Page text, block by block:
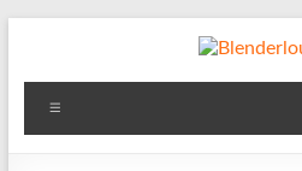
Blenderlounge
Le